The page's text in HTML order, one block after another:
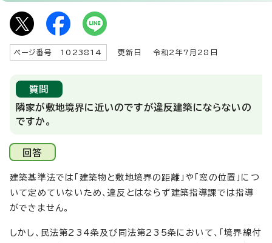
ページ番号 1023814 更新日 令和2年7月28日
質問
隣家が敷地境界に近いのですが違反建築にならないの
ですか。
回答
建築基準法では「建築物と敷地境界の距離」や「窓の位置」につ
いて定めていないため、違反とはならず建築指導課では指導
ができません。
しかし、民法第234条及び同法第235条において、「境界線付